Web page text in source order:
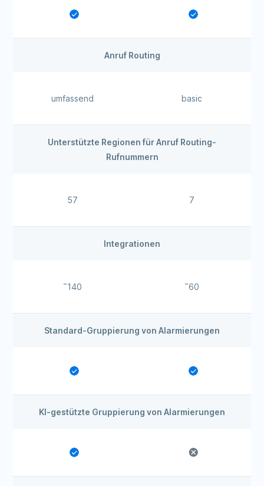
Anruf Routing
umfassend basic
Unterstützte Regionen für Anruf Routing-
Rufnummern
57 7
Integrationen
˜140 ˜60
Standard-Gruppierung von Alarmierungen
KI-gestützte Gruppierung von Alarmierungen